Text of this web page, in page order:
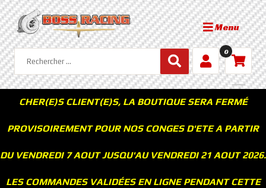
Menu
0
CHER(E)S CLIENT(E)S, LA BOUTIQUE SERA FERMÉ
PROVISOIREMENT POUR NOS CONGES D'ETE A PARTIR
DU VENDREDI 7 AOUT JUSQU'AU VENDREDI 21 AOUT 2026.
LES COMMANDES VALIDÉES EN LIGNE PENDANT CETTE